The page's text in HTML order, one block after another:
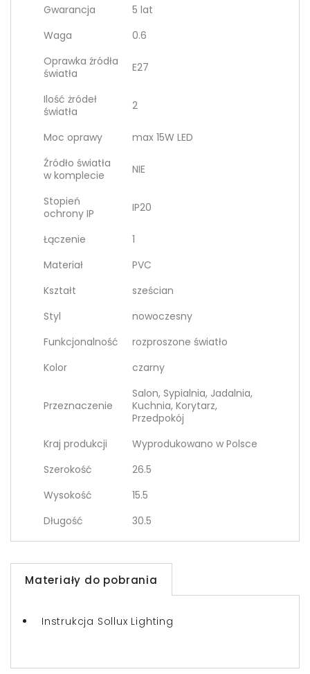
Gwarancja
5 lat
Waga
0.6
Oprawka źródła
światła
E27
Ilość żródeł
światła
2
Moc oprawy
max 15W LED
Źródło światła
w komplecie
NIE
Stopień
ochrony IP
IP20
Łączenie
1
Materiał
PVC
Kształt
sześcian
Styl
nowoczesny
Funkcjonalność
rozproszone światło
Kolor
czarny
Przeznaczenie
Salon, Sypialnia, Jadalnia,
Kuchnia, Korytarz,
Przedpokój
Kraj produkcji
Wyprodukowano w Polsce
Szerokość
26.5
Wysokość
15.5
Długość
30.5
Materiały do pobrania
Instrukcja Sollux Lighting